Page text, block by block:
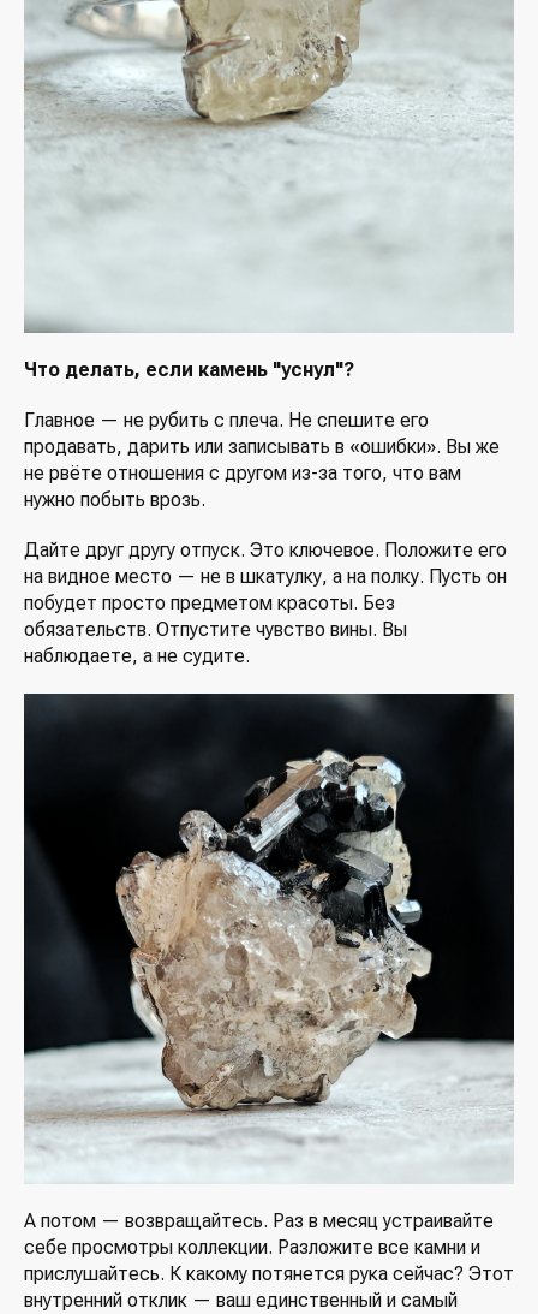
Что делать, если камень "уснул"?
Главное — не рубить с плеча. Не спешите его
продавать, дарить или записывать в «ошибки». Вы же
не рвёте отношения с другом из-за того, что вам
нужно побыть врозь.
Дайте друг другу отпуск. Это ключевое. Положите его
на видное место — не в шкатулку, а на полку. Пусть он
побудет просто предметом красоты. Без
обязательств. Отпустите чувство вины. Вы
наблюдаете, а не судите.
А потом — возвращайтесь. Раз в месяц устраивайте
себе просмотры коллекции. Разложите все камни и
прислушайтесь. К какому потянется рука сейчас? Этот
внутренний отклик — ваш единственный и самый